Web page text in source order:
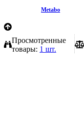
Metabo
Просмотренные
товары: 1 шт.